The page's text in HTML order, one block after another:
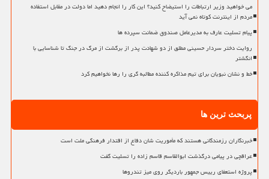
می خواهید وزیر ارتباطات را استیضاح کنید؟ این کار را انجام دهید اما دولت در مقابل استفاده
مردم از اینترنت کوتاه نمی آید
پیام تسلیت عارف به مدیرعامل صندوق ضمانت سپرده ها
روایت دختر سردار حسینی مطلق از دو شهادت پدر از برگشت از مرگ در جنگ تا شناسایی با
انگشتر
خط و نشان نبویان برای تیم مذاکره کننده مطالبه گری را رها نخواهیم کرد
پربحث ترین ها
خبرنگاران رزمندگانی هستند که مأموریت شان دفاع از اقتدار فرهنگی ملت است
عراقچی در پیامی درگذشت ابوالقاسم قاسم زاده را تسلیت گفت
پروژه استعفای رییس جمهور باردیگر روی میز تندروها